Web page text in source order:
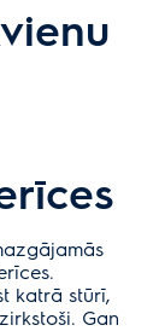
katrā stūrī,
Gan